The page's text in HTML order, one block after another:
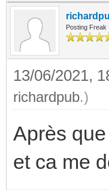
Posting Freak
13/06/2021,
richardpub.)
Après
et ca me